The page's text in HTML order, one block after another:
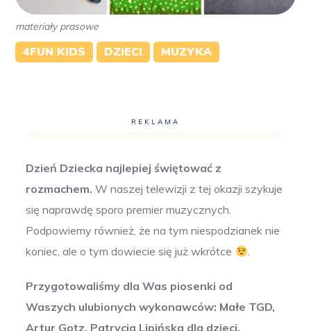
materiały prasowe
4FUN KIDS DZIECI MUZYKA
REKLAMA
Dzień Dziecka najlepiej świętować z
rozmachem. W naszej telewizji z tej okazji szykuje
się naprawdę sporo premier muzycznych.
Podpowiemy również, że na tym niespodzianek nie
koniec, ale o tym dowiecie się już wkrótce
.
Przygotowaliśmy dla Was piosenki od
Waszych ulubionych wykonawców: Małe TGD,
Artur Gotz, Patrycja Lipińska dla dzieci,